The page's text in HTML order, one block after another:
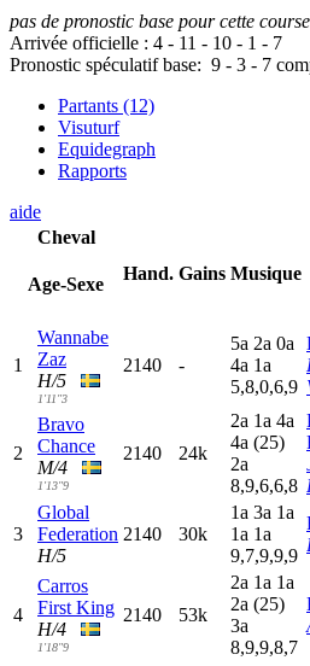
pas de pronostic base pour cette
Arrivée officielle : 4 - 11 - 10 - 1 - 7
Pronostic spéculatif base: 9 - 3 - 7
Partants (12)
Visuturf
Equidegraph
Rapports
aide
Cheval
Age-Sexe
Hand. Gains Musique
1
Wannabe
Zaz
H/5
1'11"3
2140 -
5a 2a 0a
4a 1a
5,8,0,6,9
2
Bravo
Chance
M/4
1'13"9
2140 24k
2a 1a 4a
4a (25)
2a
8,9,6,6,8
3
Global
Federation
H/5
2140 30k
1a 3a 1a
1a 1a
9,7,9,9,9
4
Carros
First King
H/4
1'18"9
2140 53k
2a 1a 1a
2a (25)
3a
8,9,9,8,7